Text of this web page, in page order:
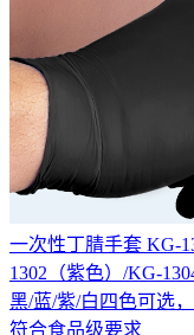
一次性丁腈手套 KG-
1302（紫色）/KG-
黑/蓝/紫/白四色可选
符合食品级要求